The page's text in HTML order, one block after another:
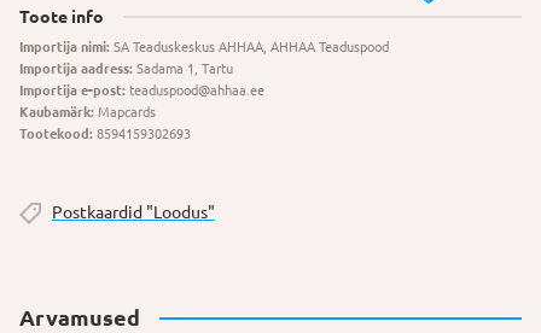
Toote info
Importija nimi: SA Teaduskeskus AHHAA, AHHAA Teaduspood
Importija aadress: Sadama 1, Tartu
Importija e-post: teaduspood@ahhaa.ee
Kaubamärk: Mapcards
Tootekood: 8594159302693
Postkaardid "Loodus"
Arvamused